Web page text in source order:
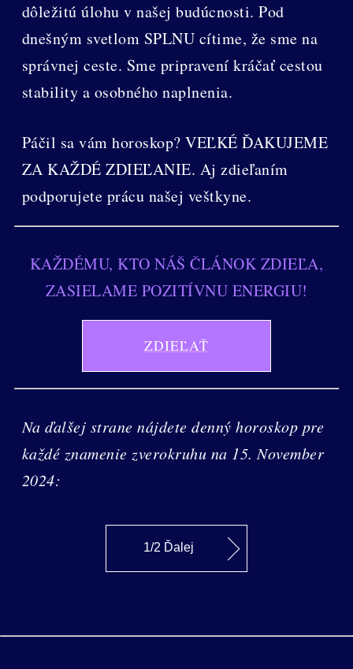
dôležitú úlohu v našej budúcnosti. Pod
dnešným svetlom SPLNU cítime, že sme na
správnej ceste. Sme pripravení kráčať cestou
stability a osobného naplnenia.
Páčil sa vám horoskop? VEĽKÉ ĎAKUJEME
ZA KAŽDÉ ZDIEĽANIE. Aj zdieľaním
podporujete prácu našej veštkyne.
KAŽDÉMU, KTO NÁŠ ČLÁNOK ZDIEĽA,
ZASIELAME POZITÍVNU ENERGIU!
ZDIEĽAŤ
Na ďalšej strane nájdete denný horoskop pre
každé znamenie zverokruhu na 15. November
2024:
1/2 Ďalej